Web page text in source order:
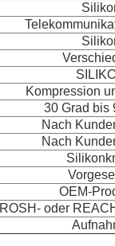
Kompression
30 Grad bis
Nach
Nach
OEM-
ROSH- oder